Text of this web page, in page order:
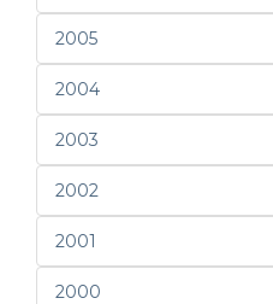
2005
2004
2003
2002
2001
2000